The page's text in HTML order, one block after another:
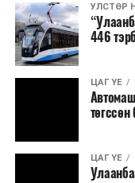
шатахууны
“Улаанбаатар
ачаалал буурснаар
шатахууны
боломжтой гэсэн
үндэслэлд
Төсөл
богиносож,
УЛСТӨР
446
ЦАГ ҮЕ
ЦАГ ҮЕ